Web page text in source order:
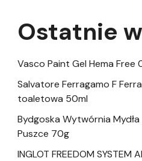
Ostatnie
Vasco Paint Gel Hema Free
Salvatore Ferragamo F
toaletowa 50ml
Bydgoska Wytwórnia
Puszce 70g
INGLOT FREEDOM SYSTEM